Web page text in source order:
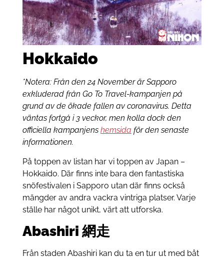
Hokkaido
*Notera: Från den 24 November är Sapporo
exkluderad från Go To Travel-kampanjen på
grund av de ökade fallen av coronavirus. Detta
väntas fortgå i 3 veckor, men kolla dock den
officiella kampanjens hemsida för den senaste
informationen.
På toppen av listan har vi toppen av Japan –
Hokkaido. Där finns inte bara den fantastiska
snöfestivalen i Sapporo utan där finns också
mängder av andra vackra vintriga platser. Varje
ställe har något unikt, värt att utforska.
Abashiri 網走
Från staden Abashiri kan du ta en tur ut med båt